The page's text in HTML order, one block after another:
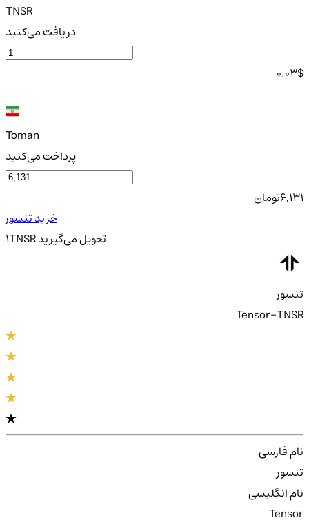
TNSR
دریافت می‌کنید
0.03$
Toman
پرداخت می‌کنید
6,131تومان
خرید تنسور
1TNSR تحویلمی‌گیرید
تنسور
Tensor-TNSR
نام فارسی
تنسور
نام انگلیسی
Tensor